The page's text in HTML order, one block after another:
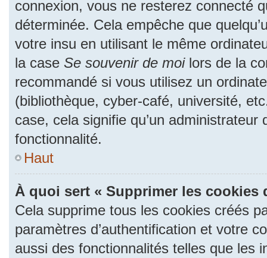
connexion, vous ne resterez connecté
déterminée. Cela empêche que
votre insu en utilisant le même
la case Se souvenir de moilors de la
recommandé si vous utilisez un
(bibliothèque, cyber-café, université,
case, cela signifie qu’un
fonctionnalité.
Haut
À quoi sert « Supprimer les cookies
Cela supprime tous les cookies créés
paramètres d’authentification et votre
aussi des fonctionnalités telles que les